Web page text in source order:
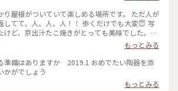
で、心残りになりました #ことりっぷ旅2024 #京都旅
り屋根がついていて楽しめる場所です。 ただ人が
してて、人、人、人！！ 歩くだけでも大変😇 写
けど、京出汁たこ焼きがとっても美味でした。冬
、とても温かかったです。 湯葉クリームコロッケ
イルを使って揚げているらしく、そんなに脂っこ
す。 たこは頭のところにうずらの卵がはいってい
やすく、ぺろっと食べれます😋 #冬の京都 #京
都グルメ #食べ歩き #ことりっぷ京都 #そうだ京都に行こう
もっとみる
準備はありますか 2019.1 おめでたい陶器を添
かがでしょう
もっとみる